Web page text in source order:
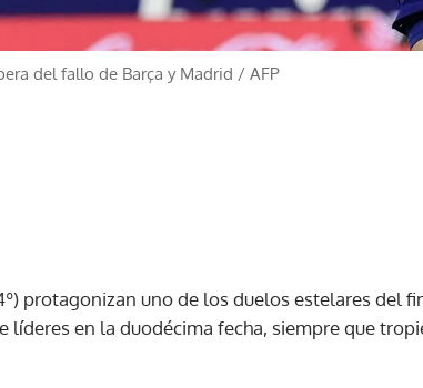
del fallo de Barça y Madrid / AFP
protagonizan uno de los duelos estelares del
en la duodécima fecha, siempre que